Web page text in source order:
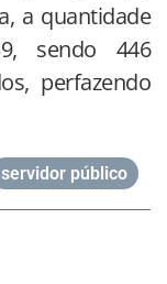
a quantidade
sendo 446
perfazendo
servidor público